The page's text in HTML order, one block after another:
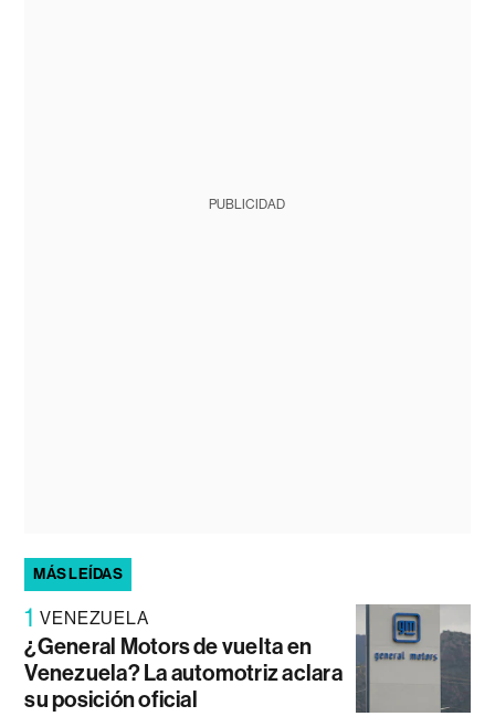
PUBLICIDAD
MÁS LEÍDAS
1 VENEZUELA
¿General Motors de vuelta en
Venezuela? La automotriz aclara
su posición oficial